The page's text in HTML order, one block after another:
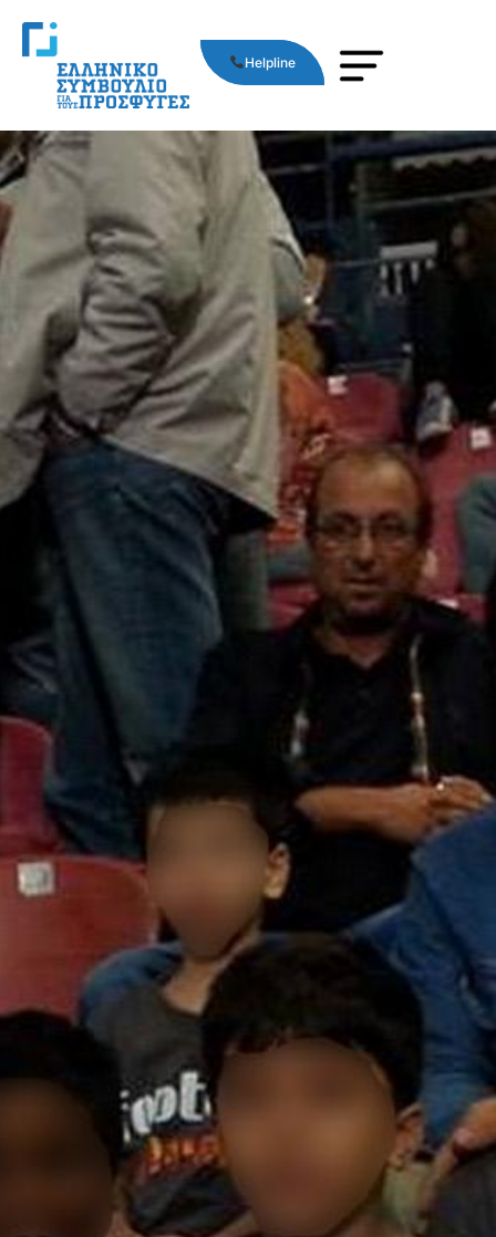
Helpline